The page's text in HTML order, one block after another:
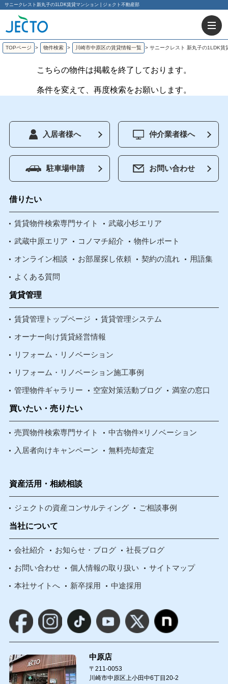
サニークレスト新丸子の1LDK賃貸マンション | ジェクト不動産部
TOPページ > 物件検索 > 川崎市中原区の賃貸情報一覧 > サニークレスト 新丸子の1LDK賃
こちらの物件は掲載を終了しております。
条件を変えて、再度検索をお願いします。
入居者様へ 仲介業者様へ
駐車場申請 お問い合わせ
借りたい
賃貸物件検索専門サイト 武蔵小杉エリア
武蔵中原エリア コノマチ紹介 物件レポート
オンライン相談 お部屋探し依頼 契約の流れ 用語集
よくある質問
賃貸管理
賃貸管理トップページ 賃貸管理システム
オーナー向け賃貸経営情報
リフォーム・リノベーション
リフォーム・リノベーション施工事例
管理物件ギャラリー 空室対策活動ブログ 満室の窓口
買いたい・売りたい
売買物件検索専門サイト 中古物件×リノベーション
入居者向けキャンペーン 無料売却査定
資産活用・相続相談
ジェクトの資産コンサルティング ご相談事例
当社について
会社紹介 お知らせ・ブログ 社長ブログ
お問い合わせ 個人情報の取り扱い サイトマップ
本社サイトへ 新卒採用 中途採用
中原店
〒211-0053
川崎市中原区上小田中6丁目20-2